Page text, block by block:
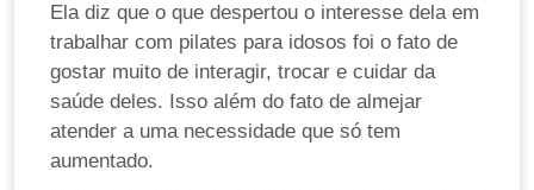
Ela diz que o que despertou o interesse dela em
trabalhar com pilates para idosos foi o fato de
gostar muito de interagir, trocar e cuidar da
saúde deles. Isso além do fato de almejar
atender a uma necessidade que só tem
aumentado.